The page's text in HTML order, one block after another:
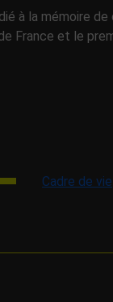
à la mémoire
France et le
Cadre de vie